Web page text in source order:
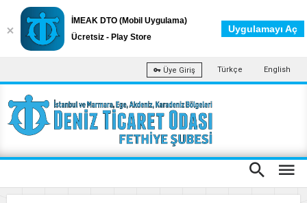
Üye Giriş Türkçe English
İMEAK DTO (Mobil Uygulama)
Ücretsiz - Play Store
Uygulamayı Aç